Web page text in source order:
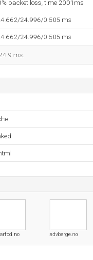
packet loss, time 2001ms
24.996/0.505 ms
24.996/0.505 ms
ms.
advberge.no